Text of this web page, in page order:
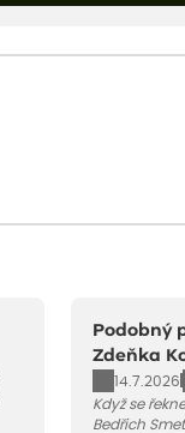
Podobný
Zdeňka
14.7.2026
Když se
Bedřich